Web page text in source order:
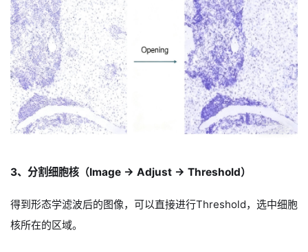
3、分割细胞核（Image -> Adjust -> Threshold）
得到形态学滤波后的图像，可以直接进行Threshold，选中细胞
核所在的区域。